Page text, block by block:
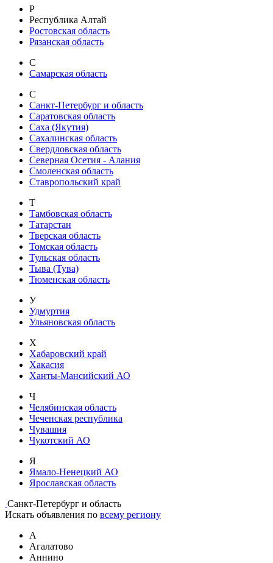
Р
Республика Алтай
Ростовская область
Рязанская область
С
Самарская область
С
Санкт-Петербург и область
Саратовская область
Саха (Якутия)
Сахалинская область
Свердловская область
Северная Осетия - Алания
Смоленская область
Ставропольский край
Т
Тамбовская область
Татарстан
Тверская область
Томская область
Тульская область
Тыва (Тува)
Тюменская область
У
Удмуртия
Ульяновская область
Х
Хабаровский край
Хакасия
Ханты-Мансийский АО
Ч
Челябинская область
Чеченская республика
Чувашия
Чукотский АО
Я
Ямало-Ненецкий АО
Ярославская область
Санкт-Петербург и область
Искать объявления по всему региону
А
Агалатово
Аннино